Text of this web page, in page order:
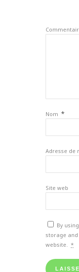
Nom *
Adresse de
Site web
By
storage
website.
*